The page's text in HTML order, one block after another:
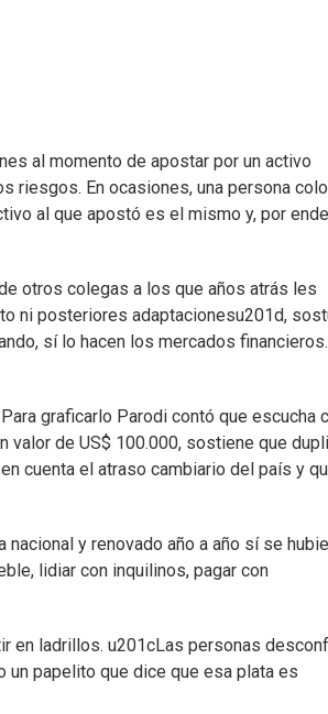
al momento de apostar por un activo
riesgos. En ocasiones, una persona
al que apostó es el mismo y, por
otros colegas a los que años atrás les
ni posteriores adaptacionesu201d,
sí lo hacen los mercados financieros.
graficarlo Parodi contó que escucha
valor de US$ 100.000, sostiene que
cuenta el atraso cambiario del país y
y renovado año a año sí se
lidiar con inquilinos, pagar con
en ladrillos. u201cLas personas
un papelito que dice que esa plata es